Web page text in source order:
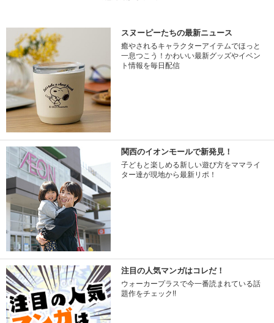
スヌーピーたちの最新ニュース
癒やされるキャラクターアイテムでほっと
一息つこう！かわいい最新グッズやイベン
ト情報を毎日配信
関西のイオンモールで新発見！
子どもと楽しめる新しい遊び方をママライ
ター達が現地から最新リポ！
注目の人気マンガはコレだ！
ウォーカープラスで今一番読まれている話
題作をチェック!!